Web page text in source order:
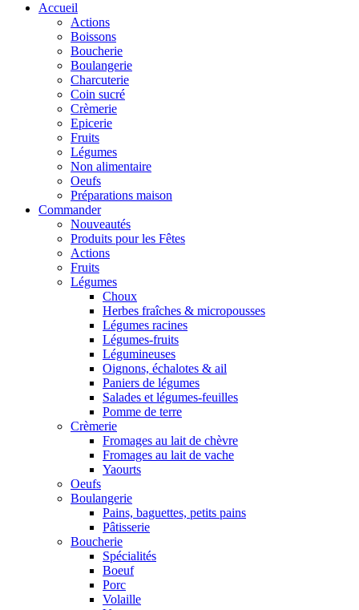
Accueil
Actions
Boissons
Boucherie
Boulangerie
Charcuterie
Coin sucré
Crèmerie
Epicerie
Fruits
Légumes
Non alimentaire
Oeufs
Préparations maison
Commander
Nouveautés
Produits pour les Fêtes
Actions
Fruits
Légumes
Choux
Herbes fraîches & micropousses
Légumes racines
Légumes-fruits
Légumineuses
Oignons, échalotes & ail
Paniers de légumes
Salades et légumes-feuilles
Pomme de terre
Crèmerie
Fromages au lait de chèvre
Fromages au lait de vache
Yaourts
Oeufs
Boulangerie
Pains, baguettes, petits pains
Pâtisserie
Boucherie
Spécialités
Boeuf
Porc
Volaille